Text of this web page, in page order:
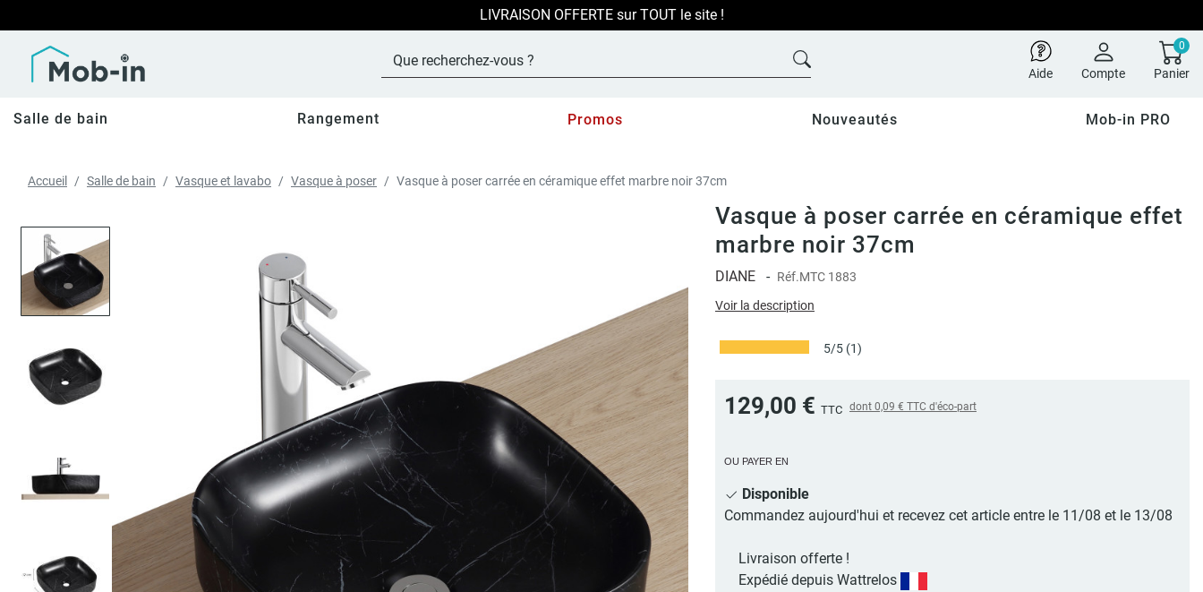
LIVRAISON OFFERTE sur TOUT le site !
Aide Compte
0
Panier
Salle de bain Rangement Promos Nouveautés Mob-in PRO
Accueil Salle de bain Vasque et lavabo Vasque à poser Vasque à poser carrée en céramique effet marbre noir 37cm
Vasque à poser carrée en céramique effet
marbre noir 37cm
DIANE - Réf.MTC 1883
Voir la description
5/5(1)
129,00 € TTC dont 0,09 € TTC d'éco-part
OU PAYER EN
Disponible
Commandez aujourd'hui et recevez cet article entre le 11/08 et le 13/08
Livraison offerte !
Expédié depuis Wattrelos